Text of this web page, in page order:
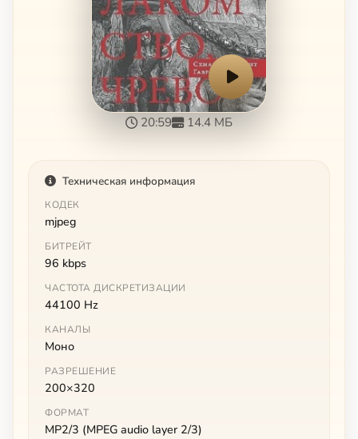
20:59 14.4 МБ
Техническая информация
КОДЕК
mjpeg
БИТРЕЙТ
96 kbps
ЧАСТОТА ДИСКРЕТИЗАЦИИ
44100 Hz
КАНАЛЫ
Моно
РАЗРЕШЕНИЕ
200×320
ФОРМАТ
MP2/3 (MPEG audio layer 2/3)